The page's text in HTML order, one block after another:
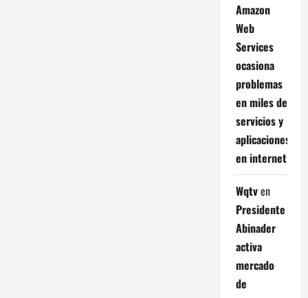
Amazon
Web
Services
ocasiona
problemas
en miles de
servicios y
aplicaciones
en internet
Wqtven
Presidente
Abinader
activa
mercado
de